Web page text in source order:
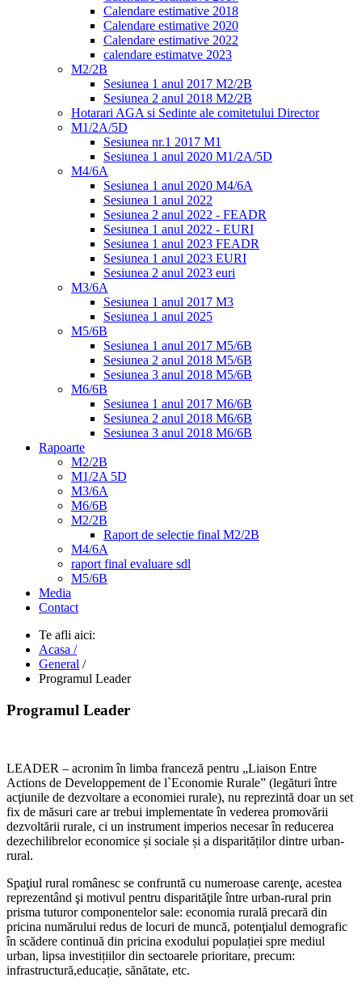
Calendare estimative 2018
Calendare estimative 2020
Calendare estimative 2022
calendare estimatve 2023
M2/2B
Sesiunea 1 anul 2017 M2/2B
Sesiunea 2 anul 2018 M2/2B
Hotarari AGA si Sedinte ale comitetului Director
M1/2A/5D
Sesiunea nr.1 2017 M1
Sesiunea 1 anul 2020 M1/2A/5D
M4/6A
Sesiunea 1 anul 2020 M4/6A
Sesiunea 1 anul 2022
Sesiunea 2 anul 2022 - FEADR
Sesiunea 1 anul 2022 - EURI
Sesiunea 1 anul 2023 FEADR
Sesiunea 1 anul 2023 EURI
Sesiunea 2 anul 2023 euri
M3/6A
Sesiunea 1 anul 2017 M3
Sesiunea 1 anul 2025
M5/6B
Sesiunea 1 anul 2017 M5/6B
Sesiunea 2 anul 2018 M5/6B
Sesiunea 3 anul 2018 M5/6B
M6/6B
Sesiunea 1 anul 2017 M6/6B
Sesiunea 2 anul 2018 M6/6B
Sesiunea 3 anul 2018 M6/6B
Rapoarte
M2/2B
M1/2A 5D
M3/6A
M6/6B
M2/2B
Raport de selectie final M2/2B
M4/6A
raport final evaluare sdl
M5/6B
Media
Contact
Te afli aici:
Acasa /
General /
Programul Leader
Programul Leader
LEADER – acronim în limba franceză pentru „Liaison Entre
Actions de Developpement de l`Economie Rurale” (legături între
acţiunile de dezvoltare a economiei rurale), nu reprezintă doar un set
fix de măsuri care ar trebui implementate în vederea promovării
dezvoltării rurale, ci un instrument imperios necesar în reducerea
dezechilibrelor economice și sociale și a disparităților dintre urban-
rural.
Spaţiul rural românesc se confruntă cu numeroase carenţe, acestea
reprezentând şi motivul pentru disparităţile între urban-rural prin
prisma tuturor componentelor sale: economia rurală precară din
pricina numărului redus de locuri de muncă, potenţialul demografic
în scădere continuă din pricina exodului populației spre mediul
urban, lipsa investițiilor din sectoarele prioritare, precum:
infrastructură,educație, sănătate, etc.